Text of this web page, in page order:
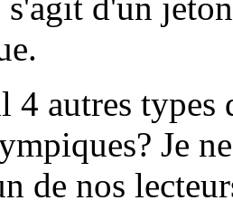
autres types
Je
de nos